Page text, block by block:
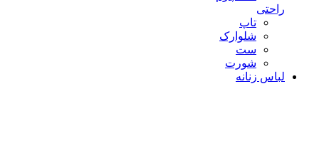
راحتی
تاپ
شلوارک
ست
شورت
لباس زنانه